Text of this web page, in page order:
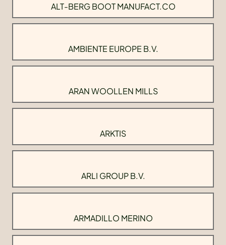
ALT-BERG BOOT MANUFACT.CO
AMBIENTE EUROPE B.V.
ARAN WOOLLEN MILLS
ARKTIS
ARLI GROUP B.V.
ARMADILLO MERINO